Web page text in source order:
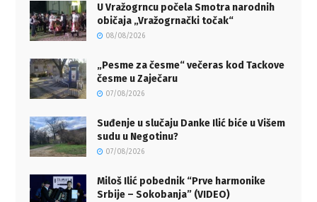
U Vražogrncu počela Smotra narodnih
običaja „Vražogrnački točak“
08/08/2026
„Pesme za česme“ večeras kod Tackove
česme u Zaječaru
07/08/2026
Suđenje u slučaju Danke Ilić biće u Višem
sudu u Negotinu?
07/08/2026
Miloš Ilić pobednik “Prve harmonike
Srbije – Sokobanja” (VIDEO)